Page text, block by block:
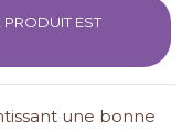
EST
une bonne